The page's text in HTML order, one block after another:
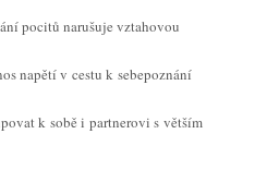
pocitů narušuje vztahovou
napětí v cestu k sebepoznání
k sobě i partnerovi s větším